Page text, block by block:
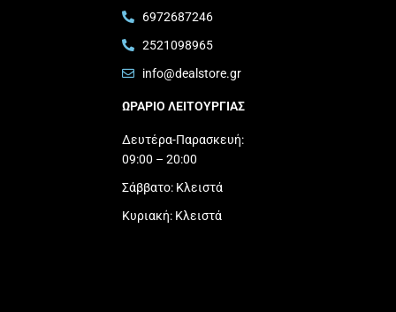
6972687246
2521098965
info@dealstore.gr
ΩΡΑΡΙΟ ΛΕΙΤΟΥΡΓΙΑΣ​
Δευτέρα-Παρασκευή:
09:00 – 20:00
Σάββατο: Κλειστά
Κυριακή: Κλειστά